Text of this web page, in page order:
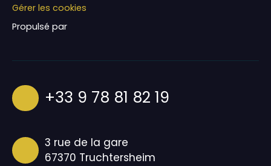
Gérer les cookies
Propulsé par
+33 9 78 81 82 19
3 rue de la gare
67370 Truchtersheim